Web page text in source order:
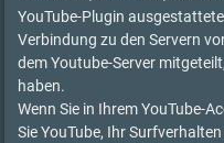
YouTube-Plugin
Verbindung zu den Servern
dem Youtube-Server
haben.
Wenn Sie in Ihrem YouTube-
Sie YouTube, Ihr